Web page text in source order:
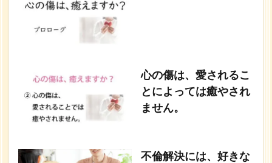
心の傷は、愛されるこ
とによっては癒やされ
ません。
不倫解決には、好きな